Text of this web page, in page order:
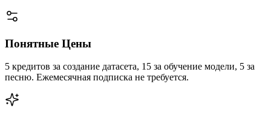
Понятные Цены
5 кредитов за создание датасета, 15 за обучение модели, 5 за
песню. Ежемесячная подписка не требуется.